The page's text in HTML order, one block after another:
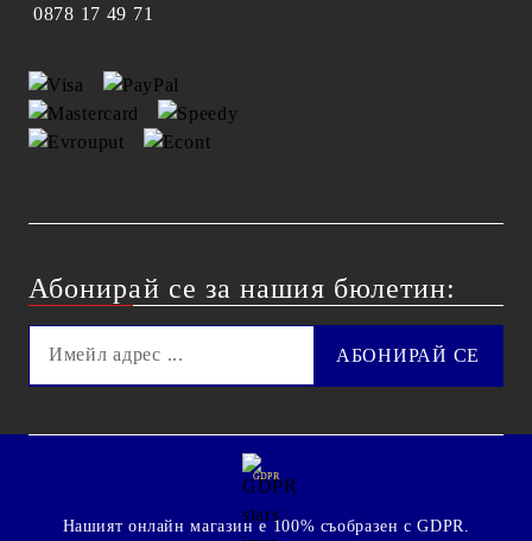
0878 17 49 71
Абонирай се за нашия бюлетин:
GDPR
Нашият онлайн магазин е 100% съобразен с GDPR.